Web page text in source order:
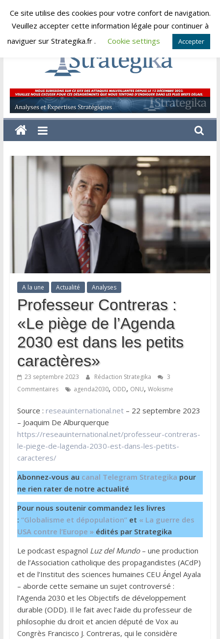
Skip
dimanche, août 9, 2026
Strategika
Expertise
et
Analyses
A la une Actualité Analyses
Professeur Contreras :
«Le piège de l’Agenda
2030 est dans les petits
caractères»
23 septembre 2023 Rédaction Strategika
3
Commentaires
agenda2030, ODD, ONU, Wokisme
Source : reseauinternational.net– 22 septembre 2023
– Joaquim De Alburquerque
https://reseauinternational.net/professeur-contreras-
le-piege-de-lagenda-2030-est-dans-les-petits-
caracteres/
Abonnez-vous au canal Telegram Strategika pour
ne rien rater de notre actualité
Pour nous soutenir commandez les livres
: “Globalisme et dépopulation”et « La guerre des
USA contre l’Europe » édités par Strategika
Le podcast espagnol Luz del Mundo– une production
de l’Association catholique des propagandistes (ACdP)
et de l’Institut des sciences humaines CEU Ángel Ayala
– aborde cette semaine un sujet controversé :
l’Agenda 2030 et les Objectifs de développement
durable (ODD). Il le fait avec l’aide du professeur de
philosophie du droit et ancien député de Vox au
Congrès Francisco J. Contreras, qui le considère
Ce site utilise des cookies pour votre confort de navigation.
Veuillez accepter cette information légale pour continuer à
naviguer sur Strategika.fr .
Cookie settings Accepter